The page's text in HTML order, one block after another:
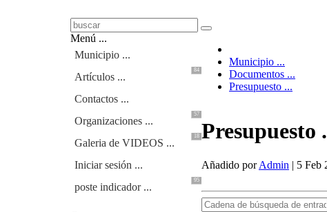
Menú ...
Municipio ...
Artículos ...
84
Contactos ...
Organizaciones ...
57
Galeria de VIDEOS ...
18
Iniciar sesión ...
poste indicador ...
95
Municipio ...
Documentos ...
Presupuesto ...
Presupuesto
Añadido porAdmin | 5 Feb